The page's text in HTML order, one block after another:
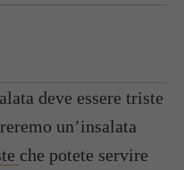
deve essere triste
un’insalata
che potete servire